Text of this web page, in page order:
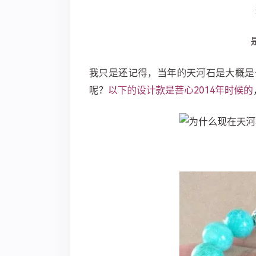
我只是还记得，当年的天河石是大概
呢？ 以下的设计款是菩心2014年时候的